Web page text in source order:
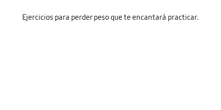
Ejercicios para perder peso que te encantará practicar.